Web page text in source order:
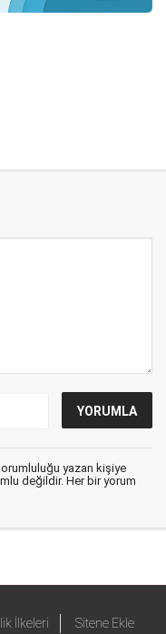
yazan kişiye
değildir. Her bir yorum
İlkeleri Sitene Ekle